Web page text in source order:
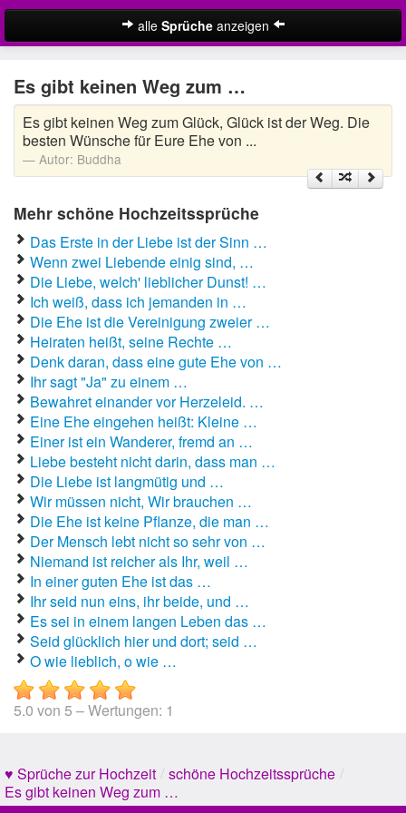
alle Sprücheanzeigen
Hochzeitswünsche
Lustige Hochzeitssprüche
Schöne Hochzeitssprüche
Sprüche zur diamantenen Hochzeit
Sprüche zur goldenen Hochzeit
Sprüche zur Silberhochzeit
Zufallsspruch
Es gibt keinen Weg zum …
Es gibt keinen Weg zum Glück, Glück ist der Weg. Die
besten Wünsche für Eure Ehe von ...
Autor: Buddha
Mehr schöne Hochzeitssprüche
Das Erste in der Liebe ist der Sinn …
Wenn zwei Liebende einig sind, …
Die Liebe, welch' lieblicher Dunst! …
Ich weiß, dass ich jemanden in …
Die Ehe ist die Vereinigung zweier …
Heiraten heißt, seine Rechte …
Denk daran, dass eine gute Ehe von …
Ihr sagt "Ja" zu einem …
Bewahret einander vor Herzeleid. …
Eine Ehe eingehen heißt: Kleine …
Einer ist ein Wanderer, fremd an …
Liebe besteht nicht darin, dass man …
Die Liebe ist langmütig und …
Wir müssen nicht, Wir brauchen …
Die Ehe ist keine Pflanze, die man …
Der Mensch lebt nicht so sehr von …
Niemand ist reicher als Ihr, weil …
In einer guten Ehe ist das …
Ihr seid nun eins, ihr beide, und …
Es sei in einem langen Leben das …
Seid glücklich hier und dort; seid …
O wie lieblich, o wie …
5.0 von 5 – Wertungen: 1
♥ Sprüche zur Hochzeit / schöne Hochzeitssprüche /
Es gibt keinen Weg zum …